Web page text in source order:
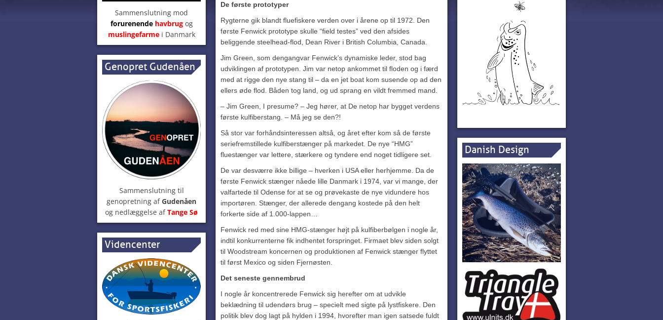
Sammenslutning mod
forurenendehavbrugog
muslingefarmei Danmark
Genopret Gudenåen
Sammenslutning til
genopretning afGudenåen
og nedlæggelse afTange Sø
Videncenter
De første prototyper
Rygterne gik blandt fluefiskere verden over i årene op til 1972. Den
første Fenwick prototype skulle “field testes” ved den afsides
beliggende steelhead-flod, Dean River i British Columbia, Canada.
Jim Green, som dengangvar Fenwick’s dynamiske leder, stod bag
udviklingen af prototypen. Jim var netop ankommet til floden og i færd
med at rigge den nye stang til – da en jet boat kom susende op ad den
ellers øde flod. Båden tog land, og ud sprang en vildt fremmed mand.
– Jim Green, I presume? – Jeg hører, at De netop har bygget verdens
første kulfiberstang. – Må jeg se den?!
Så stor var forhåndsinteressen altså, og året efter kom så de første
seriefremstillede kulfiberstænger på markedet. De nye “HMG”
fluestænger var lettere, stærkere og tyndere end noget tidligere set.
De var desværre ikke billige – hverken i USA eller herhjemme. Da de
første Fenwick stænger nåede lille Danmark i 1974, var vi mange, der
valfartede til Odense for at se og prøvekaste de nye vidundere hos
importøren. Stænger, der allerede dengang kostede på den helt
forkerte side af 1.000-lappen…
Fenwick red med sine HMG-stænger højt på kulfiberbølgen i nogle år,
indtil konkurrenterne fik indhentet forspringet. Firmaet blev siden solgt
til Woodstream koncernen og produktionen af Fenwick stænger flyttet
til først Mexico og siden Fjernøsten.
Det seneste gennembrud
I nogle år koncentrerede Fenwick sig herefter om at udvikle
beklædning til udendørs brug – specielt med sigte på lystfiskere. Den
politik blev dog lagt på hylden i 1994, hvorefter man igen satsede fuldt
Danish Design